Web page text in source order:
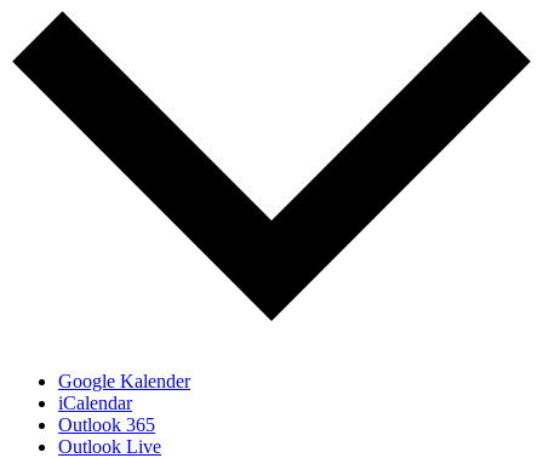
Google Kalender
iCalendar
Outlook 365
Outlook Live